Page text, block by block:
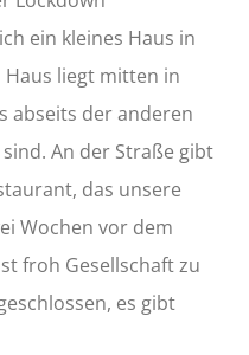
ein kleines Haus in
Haus liegt mitten in
abseits der anderen
An der Straße gibt
das unsere
Wochen vor dem
froh Gesellschaft zu
es gibt